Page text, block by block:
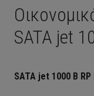
SATA jet
SATA jet 1000 B RP